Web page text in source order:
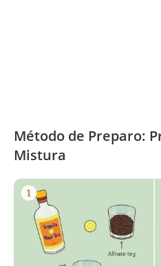
Método de Preparo:
Mistura